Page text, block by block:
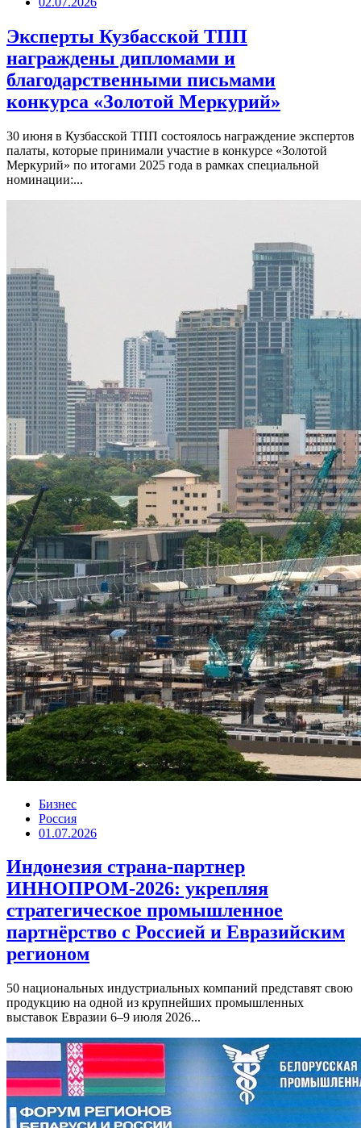
Эксперты Кузбасской ТПП
награждены дипломами и
благодарственными письмами
конкурса «Золотой Меркурий»
30 июня в Кузбасской ТПП состоялось награждение экспертов
палаты, которые принимали участие в конкурсе «Золотой
Меркурий» по итогами 2025 года в рамках специальной
номинации:...
Бизнес
Россия
01.07.2026
Индонезия страна-партнер
ИННОПРОМ-2026: укрепляя
стратегическое промышленное
партнёрство с Россией и Евразийским
регионом
50 национальных индустриальных компаний представят свою
продукцию на одной из крупнейших промышленных
выставок Евразии 6–9 июля 2026...